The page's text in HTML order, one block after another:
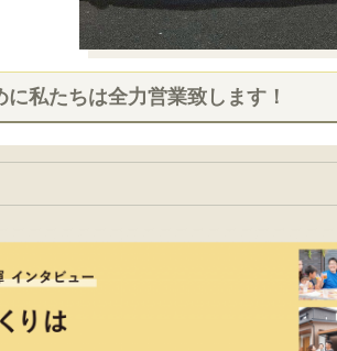
私たちは全力営業致します！